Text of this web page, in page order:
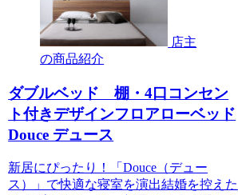
店主
の商品紹介
ダブルベッド 棚・4口コンセン
ト付きデザインフロアローベッド
Douce デュース
新居にぴったり！「Douce（デュー
ス）」で快適な寝室を演出結婚を控えた